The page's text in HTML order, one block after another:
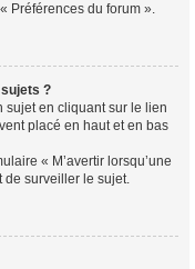
Préférences du forum ».
?
sujet en cliquant sur le lien
placé en haut et en bas
« M’avertir lorsqu’une
de surveiller le sujet.